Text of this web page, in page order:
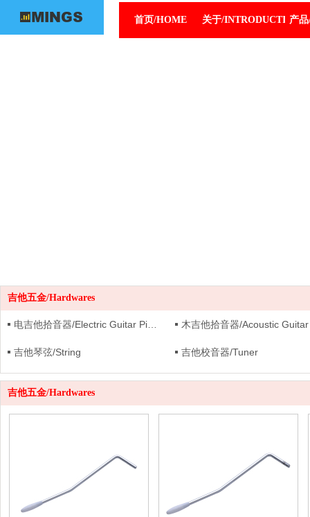
首页/HOME 关于/INTRODUCTION
产
吉他五金/Hardwares
吉他琴弦/String 吉他校音器/Tuner
吉他五金/Hardwares